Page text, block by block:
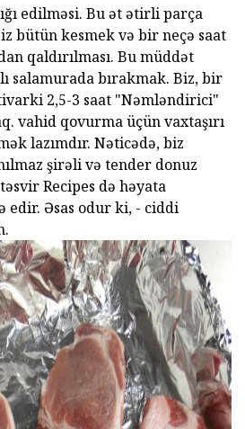
edilməsi. Bu ət ətirli parça
bütün kesmek və bir neçə saat
qaldırılması. Bu müddət
salamurada bırakmak. Biz, bir
2,5-3 saat "Nəmləndirici"
vahid qovurma üçün vaxtaşırı
lazımdır. Nəticədə, biz
şirəli və tender donuz
Recipes də həyata
edir. Əsas odur ki, - ciddi